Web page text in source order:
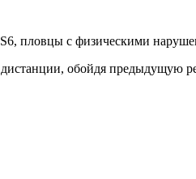
пловцы с физическими
обойдя предыдущую